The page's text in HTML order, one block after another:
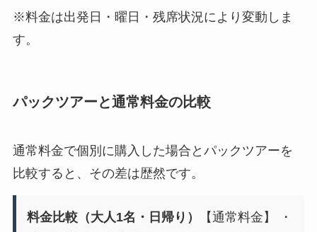
※料金は出発日・曜日・残席状況により変動しま
す。
パックツアーと通常料金の比較
通常料金で個別に購入した場合とパックツアーを
比較すると、その差は歴然です。
料金比較（大人1名・日帰り）
【通常料金】 ・